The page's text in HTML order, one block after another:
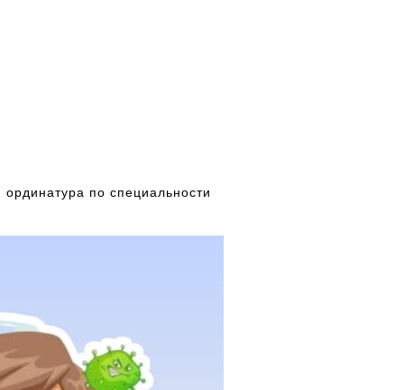
по специальности